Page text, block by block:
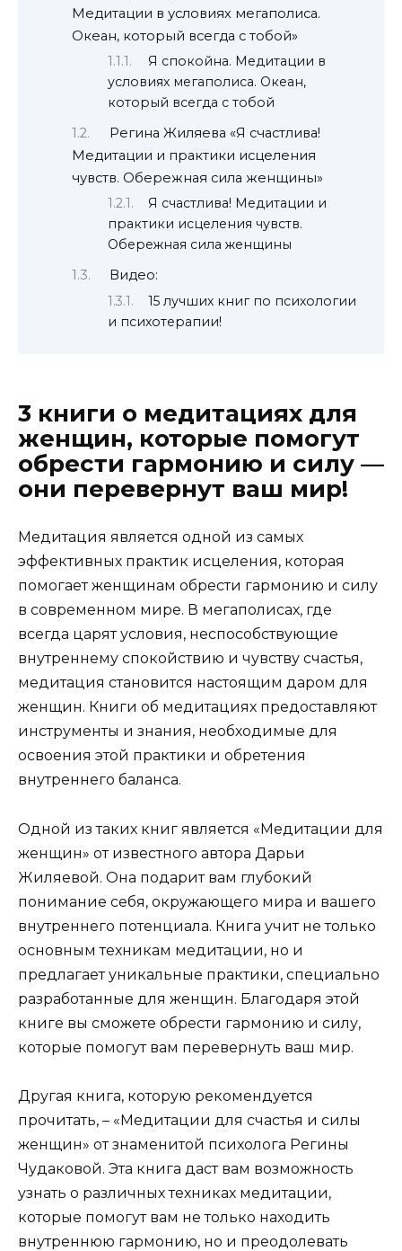
Медитации в условиях мегаполиса.
Океан, который всегда с тобой»
Я спокойна. Медитации в
условиях мегаполиса. Океан,
который всегда с тобой
Регина Жиляева «Я счастлива!
Медитации и практики исцеления
чувств. Обережная сила женщины»
Я счастлива! Медитации и
практики исцеления чувств.
Обережная сила женщины
Видео:
15 лучших книг по психологии
и психотерапии!
3 книги о медитациях для
женщин, которые помогут
обрести гармонию и силу —
они перевернут ваш мир!
Медитация является одной из самых
эффективных практик исцеления, которая
помогает женщинам обрести гармонию и силу
в современном мире. В мегаполисах, где
всегда царят условия, неспособствующие
внутреннему спокойствию и чувству счастья,
медитация становится настоящим даром для
женщин. Книги об медитациях предоставляют
инструменты и знания, необходимые для
освоения этой практики и обретения
внутреннего баланса.
Одной из таких книг является «Медитации для
женщин» от известного автора Дарьи
Жиляевой. Она подарит вам глубокий
понимание себя, окружающего мира и вашего
внутреннего потенциала. Книга учит не только
основным техникам медитации, но и
предлагает уникальные практики, специально
разработанные для женщин. Благодаря этой
книге вы сможете обрести гармонию и силу,
которые помогут вам перевернуть ваш мир.
Другая книга, которую рекомендуется
прочитать, – «Медитации для счастья и силы
женщин» от знаменитой психолога Регины
Чудаковой. Эта книга даст вам возможность
узнать о различных техниках медитации,
которые помогут вам не только находить
внутреннюю гармонию, но и преодолевать